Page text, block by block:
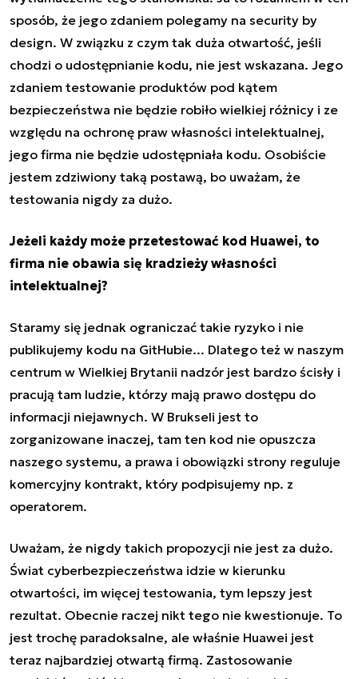
sposób, że jego zdaniem polegamy na security by
design. W związku z czym tak duża otwartość, jeśli
chodzi o udostępnianie kodu, nie jest wskazana. Jego
zdaniem testowanie produktów pod kątem
bezpieczeństwa nie będzie robiło wielkiej różnicy i ze
względu na ochronę praw własności intelektualnej,
jego firma nie będzie udostępniała kodu. Osobiście
jestem zdziwiony taką postawą, bo uważam, że
testowania nigdy za dużo.
Jeżeli każdy może przetestować kod Huawei, to
firma nie obawia się kradzieży własności
intelektualnej?
Staramy się jednak ograniczać takie ryzyko i nie
publikujemy kodu na GitHubie... Dlatego też w naszym
centrum w Wielkiej Brytanii nadzór jest bardzo ścisły i
pracują tam ludzie, którzy mają prawo dostępu do
informacji niejawnych. W Brukseli jest to
zorganizowane inaczej, tam ten kod nie opuszcza
naszego systemu, a prawa i obowiązki strony reguluje
komercyjny kontrakt, który podpisujemy np. z
operatorem.
Uważam, że nigdy takich propozycji nie jest za dużo.
Świat cyberbezpieczeństwa idzie w kierunku
otwartości, im więcej testowania, tym lepszy jest
rezultat. Obecnie raczej nikt tego nie kwestionuje. To
jest trochę paradoksalne, ale właśnie Huawei jest
teraz najbardziej otwartą firmą. Zastosowanie